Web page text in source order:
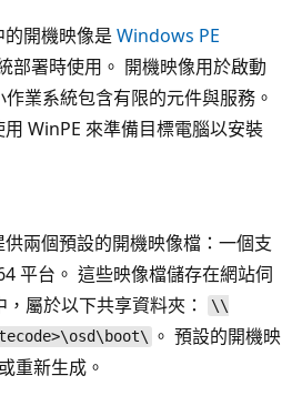
開機映像是 Windows PE
部署時使用。 開機映像用於啟動
業系統包含有限的元件與服務。
WinPE 來準備目標電腦以安裝
兩個預設的開機映像檔：一個支
平台。 這些映像檔儲存在網站伺
，屬於以下共享資料夾：
\\
。 預設的開機映
重新生成。